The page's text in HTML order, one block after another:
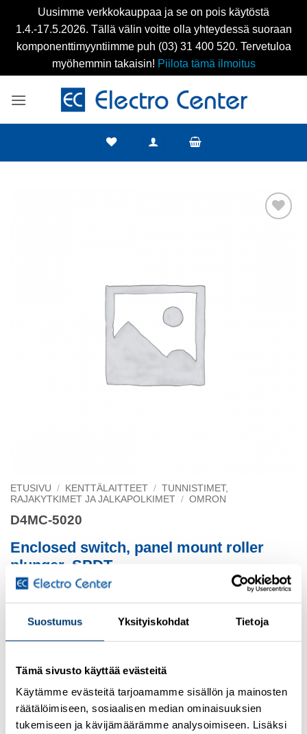
Suostumus Yksityiskohdat Tietoja
Tämä sivusto käyttää evästeitä
Käytämme evästeitä tarjoamamme sisällön ja mainosten
räätälöimiseen, sosiaalisen median ominaisuuksien
tukemiseen ja kävijämäärämme analysoimiseen. Lisäksi
Uusimme verkkokauppaa ja se on pois käytöstä
1.4.-17.5.2026. Tällä välin voitte olla yhteydessä suoraan
komponenttimyyntiimme puh (03) 31 400 520. Tervetuloa
myöhemmin takaisin! Piilota tämä ilmoitus
ETUSIVU / KENTTÄLAITTEET / TUNNISTIMET,
RAJAKYTKIMET JA JALKAPOLKIMET / OMRON
D4MC-5020
Enclosed switch, panel mount roller
plunger, SPDT
Kirjaudu sisään nähdäksesi hinnat ja käyttääksesi
verkkokauppaa
Osastot:Omron , Uudet tuotteet